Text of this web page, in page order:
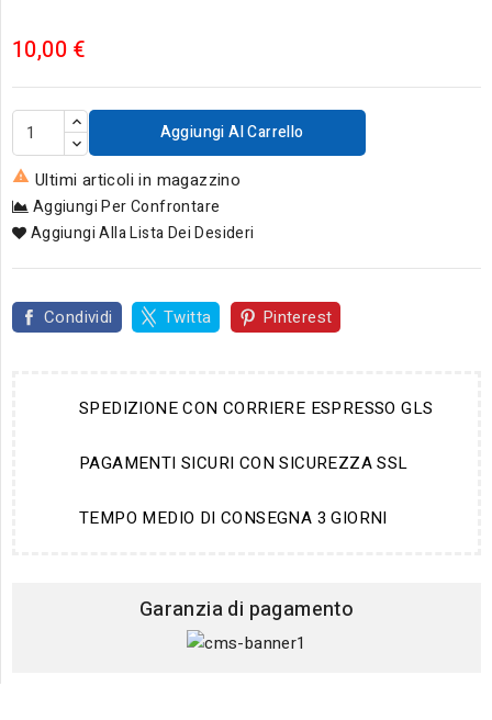
10,00 €
Aggiungi Al Carrello
 Ultimi articoli in magazzino
Aggiungi Per Confrontare
Aggiungi Alla Lista Dei Desideri
Condividi Twitta Pinterest
SPEDIZIONE CON CORRIERE ESPRESSO GLS
PAGAMENTI SICURI CON SICUREZZA SSL
TEMPO MEDIO DI CONSEGNA 3 GIORNI
Garanzia di pagamento